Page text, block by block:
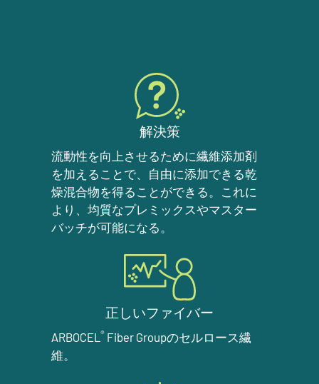
解決策
流動性を向上させるために繊維添加剤
を加えることで、自由に添加できる乾
燥混合物を得ることができる。これに
より、均質なプレミックスやマスター
バッチが可能になる。
正しいファイバー
ARBOCEL ® Fiber Groupのセルロース繊
維。